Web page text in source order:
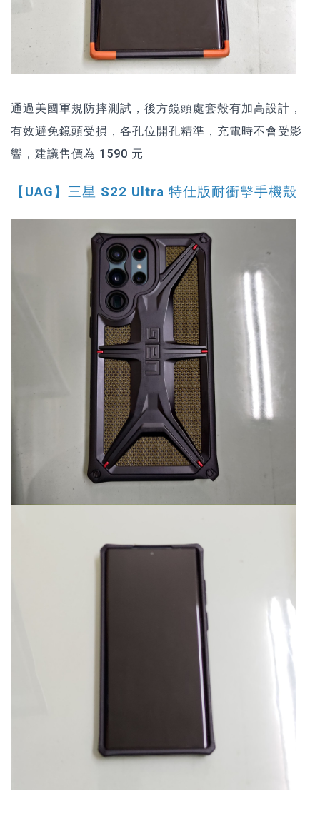
通過美國軍規防摔測試，後方鏡頭處套殼有加高設計，
有效避免鏡頭受損，各孔位開孔精準，充電時不會受影
響，建議售價為 1590 元
【UAG】三星 S22 Ultra 特仕版耐衝擊手機殼